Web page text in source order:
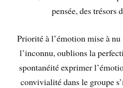
pensée, des trésors
Priorité à l’émotion mise à
l’inconnu, oublions la
spontanéité exprimer
convivialité dans le groupe